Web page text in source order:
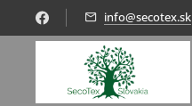
info@secotex.sk